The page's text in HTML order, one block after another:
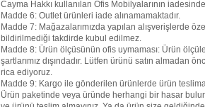
Cayma Hakkı kullanılan Ofis Mobilyalarının
Madde 6: Outlet ürünleri iade alınamamaktadır.
Madde 7: Mağazalarımızda yapılan alışverişlerde
bildirilmediği takdirde kubul edilmez.
Madde 8: Ürün ölçüsünün ofis uymaması: Ürün
şartlarımız dışındadır. Lütfen ürünü satın almadan
rica ediyoruz.
Madde 9: Kargo ile gönderilen ürünlerde ürün
Ürün paketinde veya üründe herhangi bir hasar